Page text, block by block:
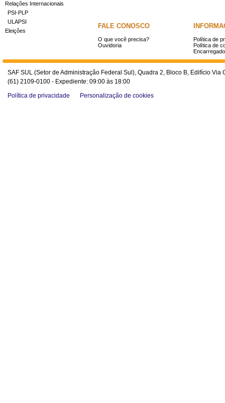
Relações Internacionais
PSI-PLP
ULAPSI
Eleições
FALE CONOSCO
O que você precisa?
Ouvidoria
Política de
Política de
SAF SUL (Setor de Administração Federal Sul), Quadra 2, Bloco B, Edifício
(61) 2109-0100 - Expediente: 09:00 às 18:00
Política de privacidade
Personalização de cookies